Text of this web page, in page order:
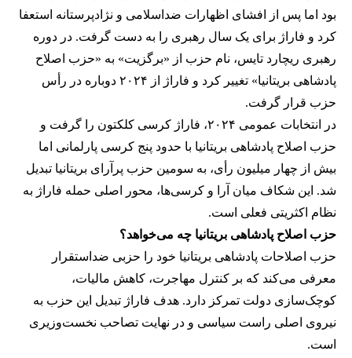
بود اما پس از افشای اظهارات ضداسلامی و نژادپرستانه استعفا
کرد و فاراژ برای یک سال رهبری را به دست گرفت. در دوره
رهبری ریچارد تایس، نام حزب از «برگزیت» به «حزب اصلاح
پادشاهی بریتانیا» تغییر کرد و فاراژ از ۲۰۲۴ دوباره در رأس
حزب قرار گرفت.
در انتخابات عمومی ۲۰۲۴، فاراژ کرسی کلکتون را گرفت و
حزب اصلاح پادشاهی بریتانیا با حدود پنج کرسی پارلمانی اما
بیش از چهار میلیون رأی، به سومین حزب پرآرای بریتانیا تبدیل
شد. این شکاف میان آرا و کرسی‌ها، محور اصلی حمله فاراژ به
نظام اکثریتی فعلی است.
حزب اصلاح پادشاهی بریتانیا چه می‌خواهد؟
حزب اصلاحات پادشاهی بریتانیا خود را حزبی ضداستقرار
معرفی می‌کند که بر کنترل مهاجرت، کاهش مالیات،
کوچک‌سازی دولت تمرکز دارد. هدف فاراژ تبدیل این حزب به
نیروی اصلی راست سیاسی و در نهایت تصاحب نخست‌وزیری
است.